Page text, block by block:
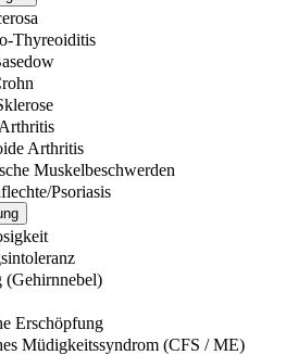
Thyreoiditis
Arthritis
Muskelbeschwerden
Psoriasis
(Gehirnnebel)
Erschöpfung
Müdigkeitssyndrom (CFS / ME)